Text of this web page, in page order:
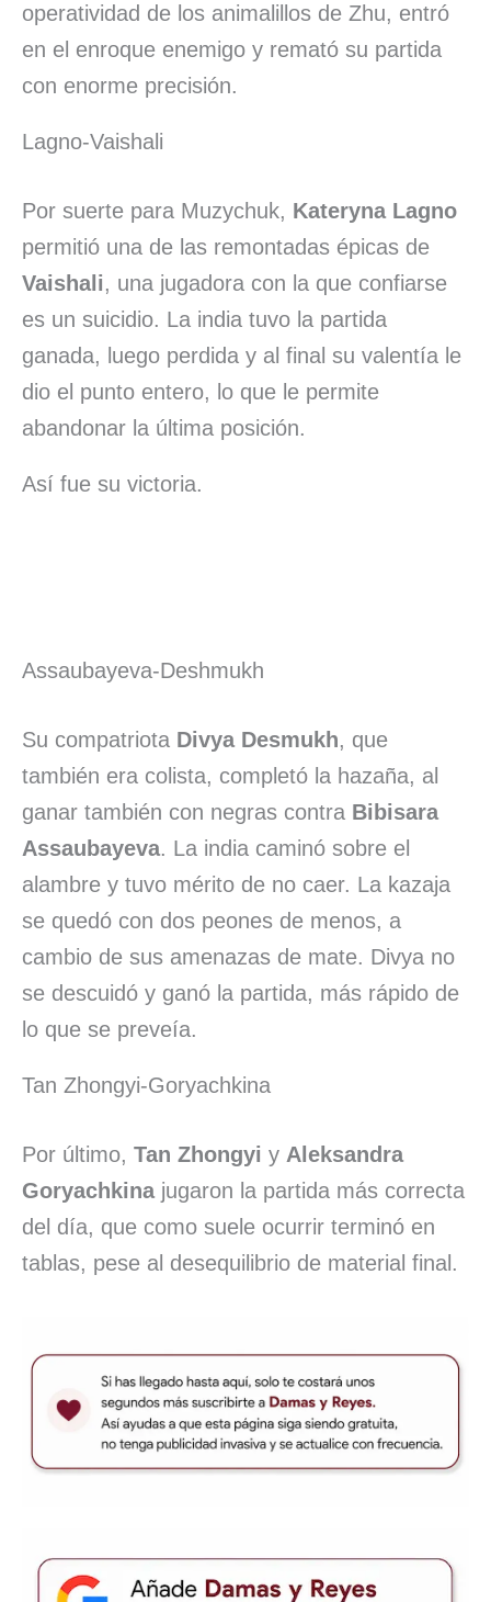
operatividad de los animalillos de Zhu, entró
en el enroque enemigo y remató su partida
con enorme precisión.
Lagno-Vaishali
Por suerte para Muzychuk, Kateryna Lagno
permitió una de las remontadas épicas de
Vaishali, una jugadora con la que confiarse
es un suicidio. La india tuvo la partida
ganada, luego perdida y al final su valentía le
dio el punto entero, lo que le permite
abandonar la última posición.
Así fue su victoria.
Assaubayeva-Deshmukh
Su compatriota Divya Desmukh, que
también era colista, completó la hazaña, al
ganar también con negras contra Bibisara
Assaubayeva. La india caminó sobre el
alambre y tuvo mérito de no caer. La kazaja
se quedó con dos peones de menos, a
cambio de sus amenazas de mate. Divya no
se descuidó y ganó la partida, más rápido de
lo que se preveía.
Tan Zhongyi-Goryachkina
Por último, Tan Zhongyi y Aleksandra
Goryachkinajugaron la partida más correcta
del día, que como suele ocurrir terminó en
tablas, pese al desequilibrio de material final.